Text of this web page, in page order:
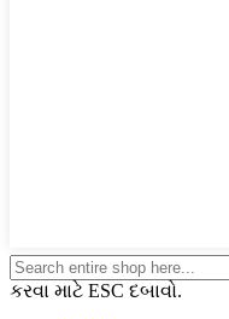
કરવા માટે ESC દબાવો.